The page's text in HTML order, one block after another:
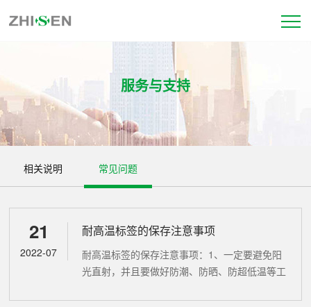
服务与支持
相关说明 常见问题
21
2022-07
耐高温标签的保存注意事项
耐高温标签的保存注意事项：1、一定要避免阳
光直射，并且要做好防潮、防晒、防超低温等工
储存1年，有些水胶可以达到2年左右。3、避免